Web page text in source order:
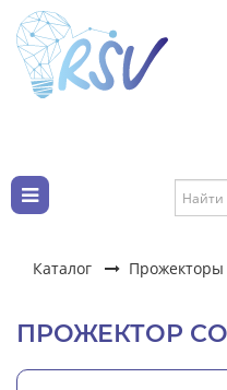
Каталог Прожекторы
ПРОЖЕКТОР